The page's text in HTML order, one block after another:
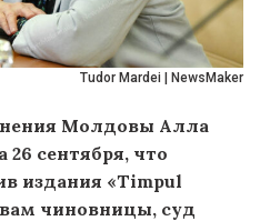
Tudor Mardei | NewsMaker
Молдовы Алла
сентября, что
издания «Timpul
чиновницы, суд